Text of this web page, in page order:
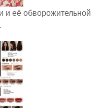
её обворожительной